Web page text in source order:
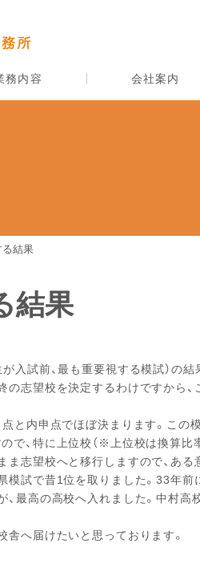
務内容 会社案内
る結果
結果
入試前、最も重要視する模試）の結
の志望校を決定するわけですから
点と内申点でほぼ決まります。この
で、特に上位校（※上位校は換算比
ま志望校へと移行しますので、ある
模試で昔1位を取りました。33年前
、最高の高校へ入れました。中村高
舎へ届けたいと思っております。